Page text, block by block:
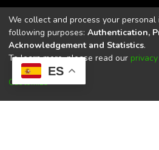
ES
Universidad Politécnica
Universidad Politécnica Estatal del
CACES Resolución N°. 160-
We collect and process your
following purposes: Authentication,
Acknowledgement and Statistics.
To learn more, please read our
Customize